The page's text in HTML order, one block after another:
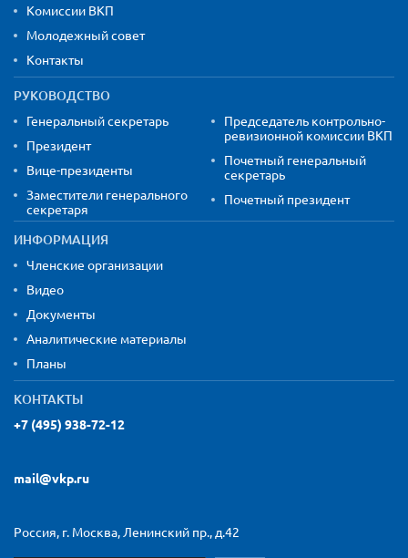
Комиссии ВКП
Молодежный совет
Контакты
РУКОВОДСТВО
Генеральный секретарь
Президент
Вице-президенты
Заместители генерального
секретаря
Председатель контрольно-
ревизионной комиссии ВКП
Почетный генеральный
секретарь
Почетный президент
ИНФОРМАЦИЯ
Членские организации
Видео
Документы
Аналитические материалы
Планы
КОНТАКТЫ
+7 (495) 938-72-12
mail@vkp.ru
Россия, г. Москва, Ленинский пр., д.42